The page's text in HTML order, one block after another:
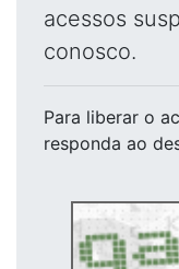
acessos
conosco.
Para liberar o
responda ao